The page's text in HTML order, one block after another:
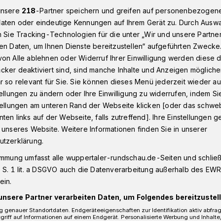
- Oberbarmen Wuppertaler Konradswüste: Zwei
Zwei
entfallen
28 rückt am Mittwoch und
2023) ein Mobilkran zum Aufbau
Verkehr kann trotz verengter
reicht der Platz nicht.
218-Partner speichern und greifen auf
oder eindeutige Kennungen auf Ihrem Gerät zu. Durch
Sie Tracking-Technologien für die unter „Wir und unsere
Daten, um Ihnen Dienste bereitzustellen“ aufgeführten
Alle ablehnen oder Widerruf Ihrer Einwilligung werden diese
deaktiviert sind, sind manche Inhalte und Anzeigen
so relevant für Sie. Sie können dieses Menü jederzeit wieder
zu ändern oder Ihre Einwilligung zu widerrufen, indem
am unteren Rand der Webseite klicken [oder das
links auf der Webseite, falls zutreffend]. Ihre Einstellungen
Website. Weitere Informationen finden Sie in unserer
umfasst alle wuppertaler-rundschau.de-Seiten und
1 lit. a DSGVO auch die Datenverarbeitung außerhalb des
Partner verarbeiten Daten, um Folgendes
genauer Standortdaten. Endgeräteeigenschaften zur Identifikation aktiv
auf Informationen auf einem Endgerät. Personalisierte Werbung und